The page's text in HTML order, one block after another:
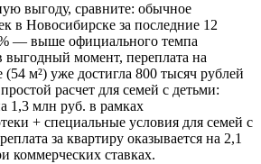
выгоду, сравните: обычное
в Новосибирске за последние 12
— выше официального темпа
момент, переплата на
м²) уже достигла 800 тысяч рублей
расчет для семей с детьми:
1,3 млн руб. в рамках
+ специальные условия для семей с
за квартиру оказывается на 2,1
коммерческих ставках.